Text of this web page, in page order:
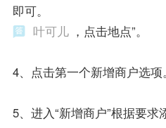
即可。
叶可儿 ，点击地点”。
4、点击第一个新增商户选项。
5、进入“新增商户”根据要求